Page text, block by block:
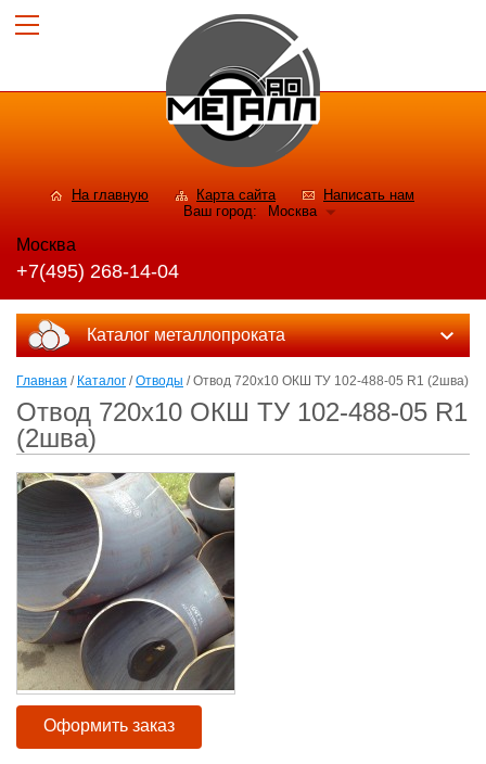
На главную Карта сайта
Написать нам
Ваш город:
Москва
Москва
+7(495) 268-14-04
Каталог металлопроката
Главная / Каталог /Отводы / Отвод 720x10 ОКШ ТУ 102-488-05 R1 (2шва)
Отвод 720x10 ОКШ ТУ 102-488-05 R1
(2шва)
Оформить заказ